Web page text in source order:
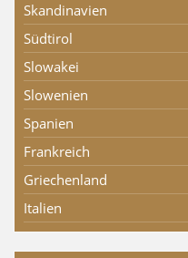
Skandinavien
Südtirol
Slowakei
Slowenien
Spanien
Frankreich
Griechenland
Italien